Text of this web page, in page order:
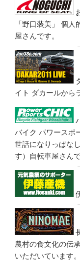
「野口装美」
個人
屋さんです。
イト ダカールから
バイク パワース
世話になりっぱな
す）自転車屋さんで
農村の食文化の伝
いただいています。